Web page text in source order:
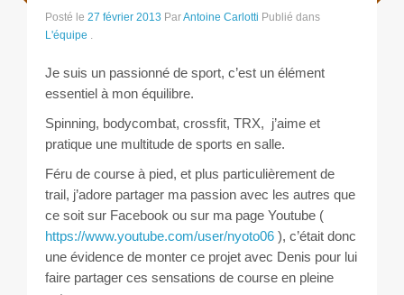
Posté le 27 février 2013 ParAntoine Carlotti Publié dans
L'équipe .
Je suis un passionné de sport, c’est un élément
essentiel à mon équilibre.
Spinning, bodycombat, crossfit, TRX, j’aime et
pratique une multitude de sports en salle.
Féru de course à pied, et plus particulièrement de
trail, j’adore partager ma passion avec les autres que
ce soit sur Facebook ou sur ma page Youtube (
https://www.youtube.com/user/nyoto06 ), c’était donc
une évidence de monter ce projet avec Denis pour lui
faire partager ces sensations de course en pleine